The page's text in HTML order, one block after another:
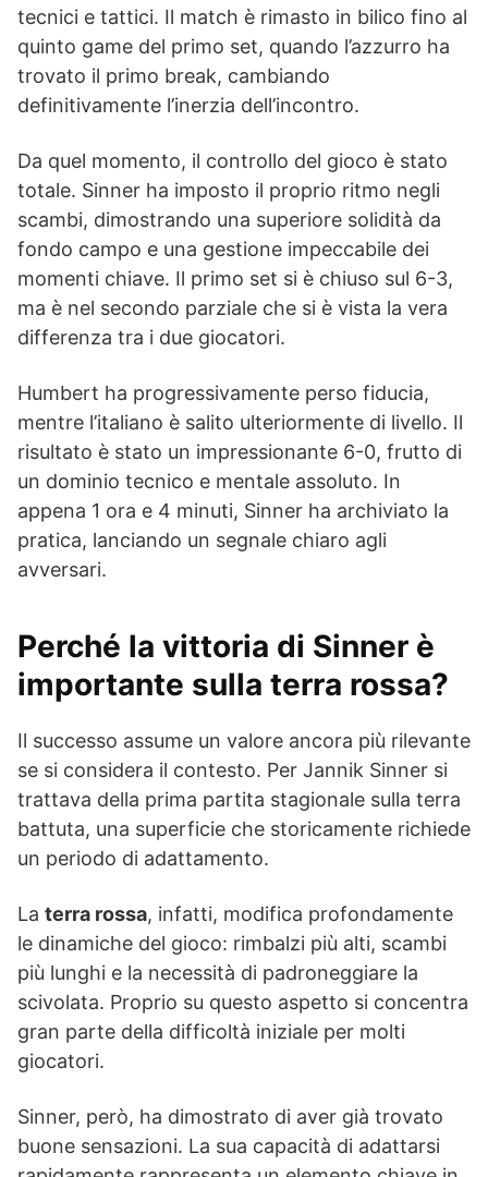
tecnici e tattici. Il match è rimasto in bilico fino al
quinto game del primo set, quando l’azzurro ha
trovato il primo break, cambiando
definitivamente l’inerzia dell’incontro.
Da quel momento, il controllo del gioco è stato
totale. Sinner ha imposto il proprio ritmo negli
scambi, dimostrando una superiore solidità da
fondo campo e una gestione impeccabile dei
momenti chiave. Il primo set si è chiuso sul 6-3,
ma è nel secondo parziale che si è vista la vera
differenza tra i due giocatori.
Humbert ha progressivamente perso fiducia,
mentre l’italiano è salito ulteriormente di livello. Il
risultato è stato un impressionante 6-0, frutto di
un dominio tecnico e mentale assoluto. In
appena 1 ora e 4 minuti, Sinner ha archiviato la
pratica, lanciando un segnale chiaro agli
avversari.
Perché la vittoria di Sinner è
importante sulla terra rossa?
Il successo assume un valore ancora più rilevante
se si considera il contesto. Per Jannik Sinner si
trattava della prima partita stagionale sulla terra
battuta, una superficie che storicamente richiede
un periodo di adattamento.
La terra rossa, infatti, modifica profondamente
le dinamiche del gioco: rimbalzi più alti, scambi
più lunghi e la necessità di padroneggiare la
scivolata. Proprio su questo aspetto si concentra
gran parte della difficoltà iniziale per molti
giocatori.
Sinner, però, ha dimostrato di aver già trovato
buone sensazioni. La sua capacità di adattarsi